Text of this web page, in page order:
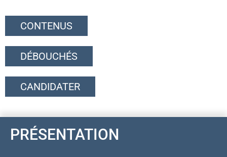
CONTENUS
DÉBOUCHÉS
CANDIDATER
PRÉSENTATION